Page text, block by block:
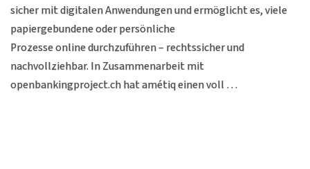
sicher mit digitalen Anwendungen und ermöglicht es, viele
papiergebundene oder persönliche
Prozesse online durchzuführen – rechtssicher und
nachvollziehbar. In Zusammenarbeit mit
openbankingproject.ch hat amétiq einen voll …